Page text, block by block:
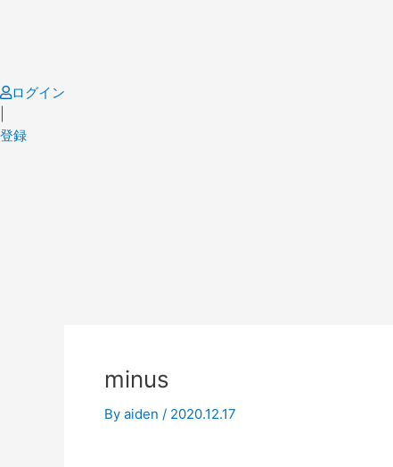
ログイン
登録
minus
By aiden / 2020.12.17